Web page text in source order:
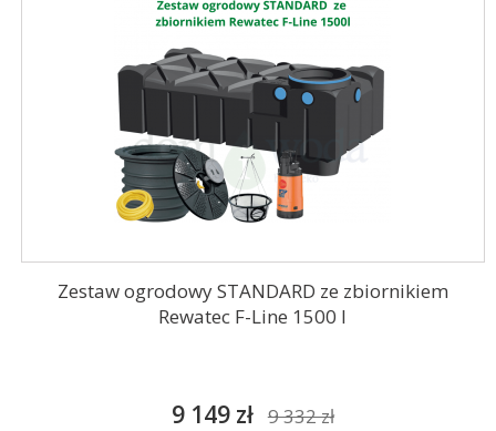
Zestaw ogrodowy STANDARD ze zbiornikiem
Rewatec F-Line 1500 l
9 149 zł 9 332 zł